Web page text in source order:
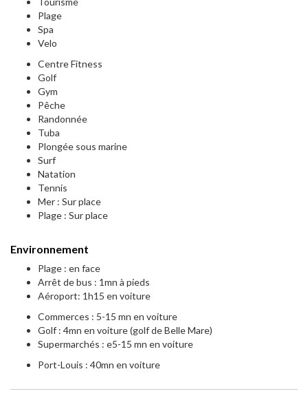
Plage
Spa
Velo
Centre Fitness
Golf
Gym
Pêche
Randonnée
Tuba
Plongée sous marine
Surf
Natation
Tennis
Mer : Sur place
Plage : Sur place
Environnement
Plage : en face
Arrêt de bus : 1mn à pieds
Aéroport: 1h15 en voiture
Commerces : 5-15 mn en voiture
Golf : 4mn en voiture (golf de Belle Mare)
Supermarchés : e5-15 mn en voiture
Port-Louis : 40mn en voiture